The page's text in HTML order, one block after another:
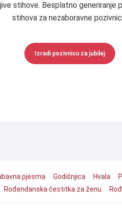
stihove. Besplatno generiranje
stihova za nezaboravne
Izradi pozivnicu za jubilej
pjesma Godišnjica Hvala
Rođendanska čestitka za ženu